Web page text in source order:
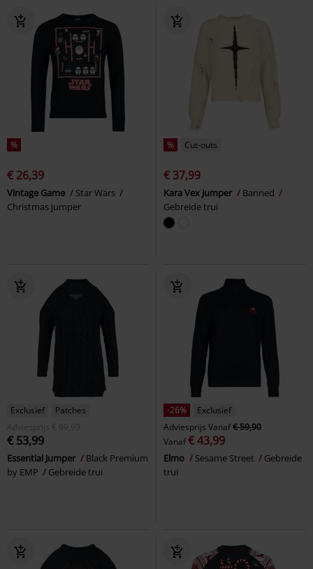
%
€ 26,39
Vintage Game
Star Wars
Christmas jumper
% Cut-outs
€ 37,99
Kara Vex Jumper
Banned
Gebreide trui
Exclusief
Patches
Adviesprijs
€ 69,99
€ 53,99
Essential Jumper
Black Premium
by EMP
Gebreide trui
-26%
Exclusief
Adviesprijs Vanaf€ 59,90
Vanaf€ 43,99
Elmo Sesame Street
Gebreide
trui